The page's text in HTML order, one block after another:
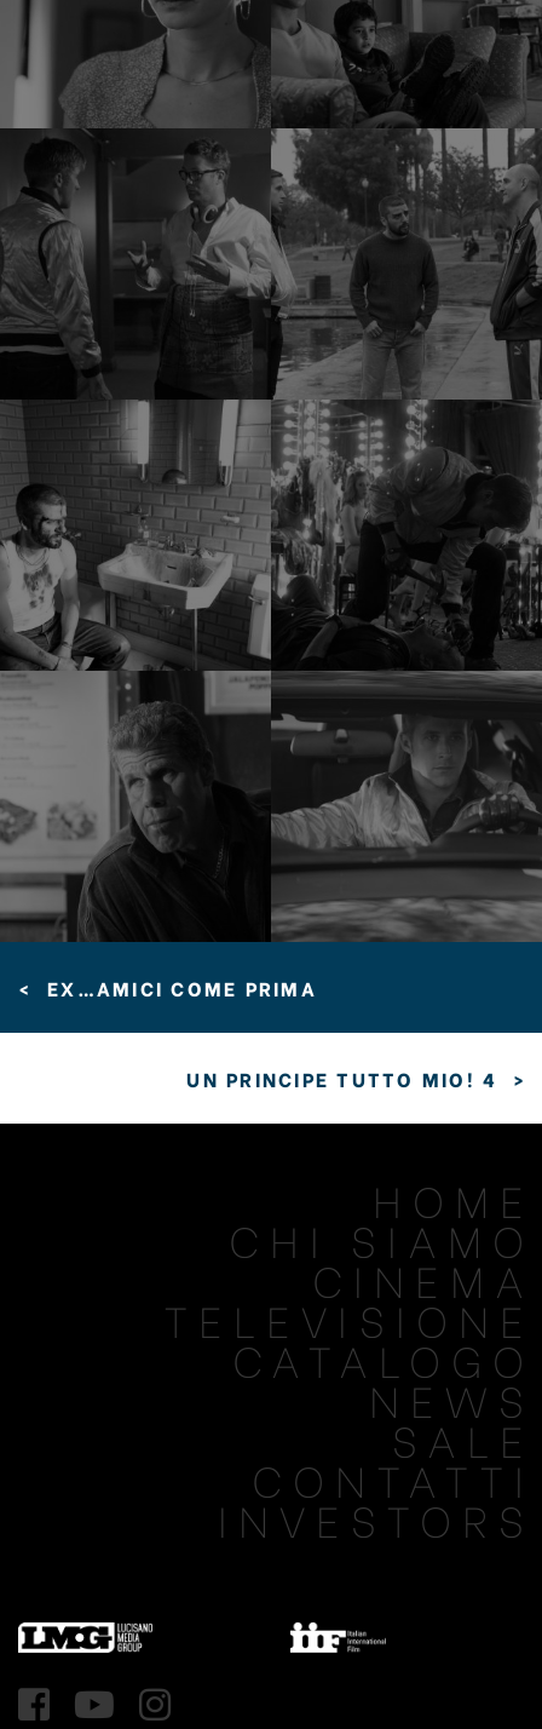
< EX…AMICI COME PRIMA
UN PRINCIPE TUTTO MIO! 4 >
HOME
CHI SIAMO
CINEMA
TELEVISIONE
CATALOGO
NEWS
SALE
CONTATTI
INVESTORS